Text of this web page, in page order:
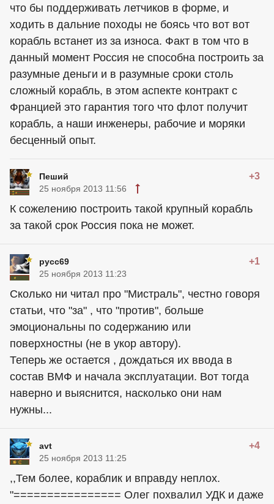
что бы поддерживать летчиков в форме, и
ходить в дальние походы не боясь что вот вот
корабль встанет из за износа. Факт в том что в
данный момент Россия не способна построить за
разумные деньги и в разумные сроки столь
сложный корабль, в этом аспекте контракт с
Францией это гарантия того что флот получит
корабль, а наши инженеры, рабочие и моряки
бесценный опыт.
Пеший +3
25 ноября 2013 11:56
К сожелению построить такой крупный корабль
за такой срок Россия пока не может.
русс69 +1
25 ноября 2013 11:23
Сколько ни читал про "Мистраль", честно говоря
статьи, что "за" , что "против", больше
эмоциональны по содержанию или
поверхностны (не в укор автору).
Теперь же остается , дождаться их ввода в
состав ВМФ и начала эксплуатации. Вот тогда
наверно и выяснится, насколько они нам
нужны...
avt +4
25 ноября 2013 11:25
,,Тем более, кораблик и вправду неплох.
"================ Олег похвалил УДК и даже